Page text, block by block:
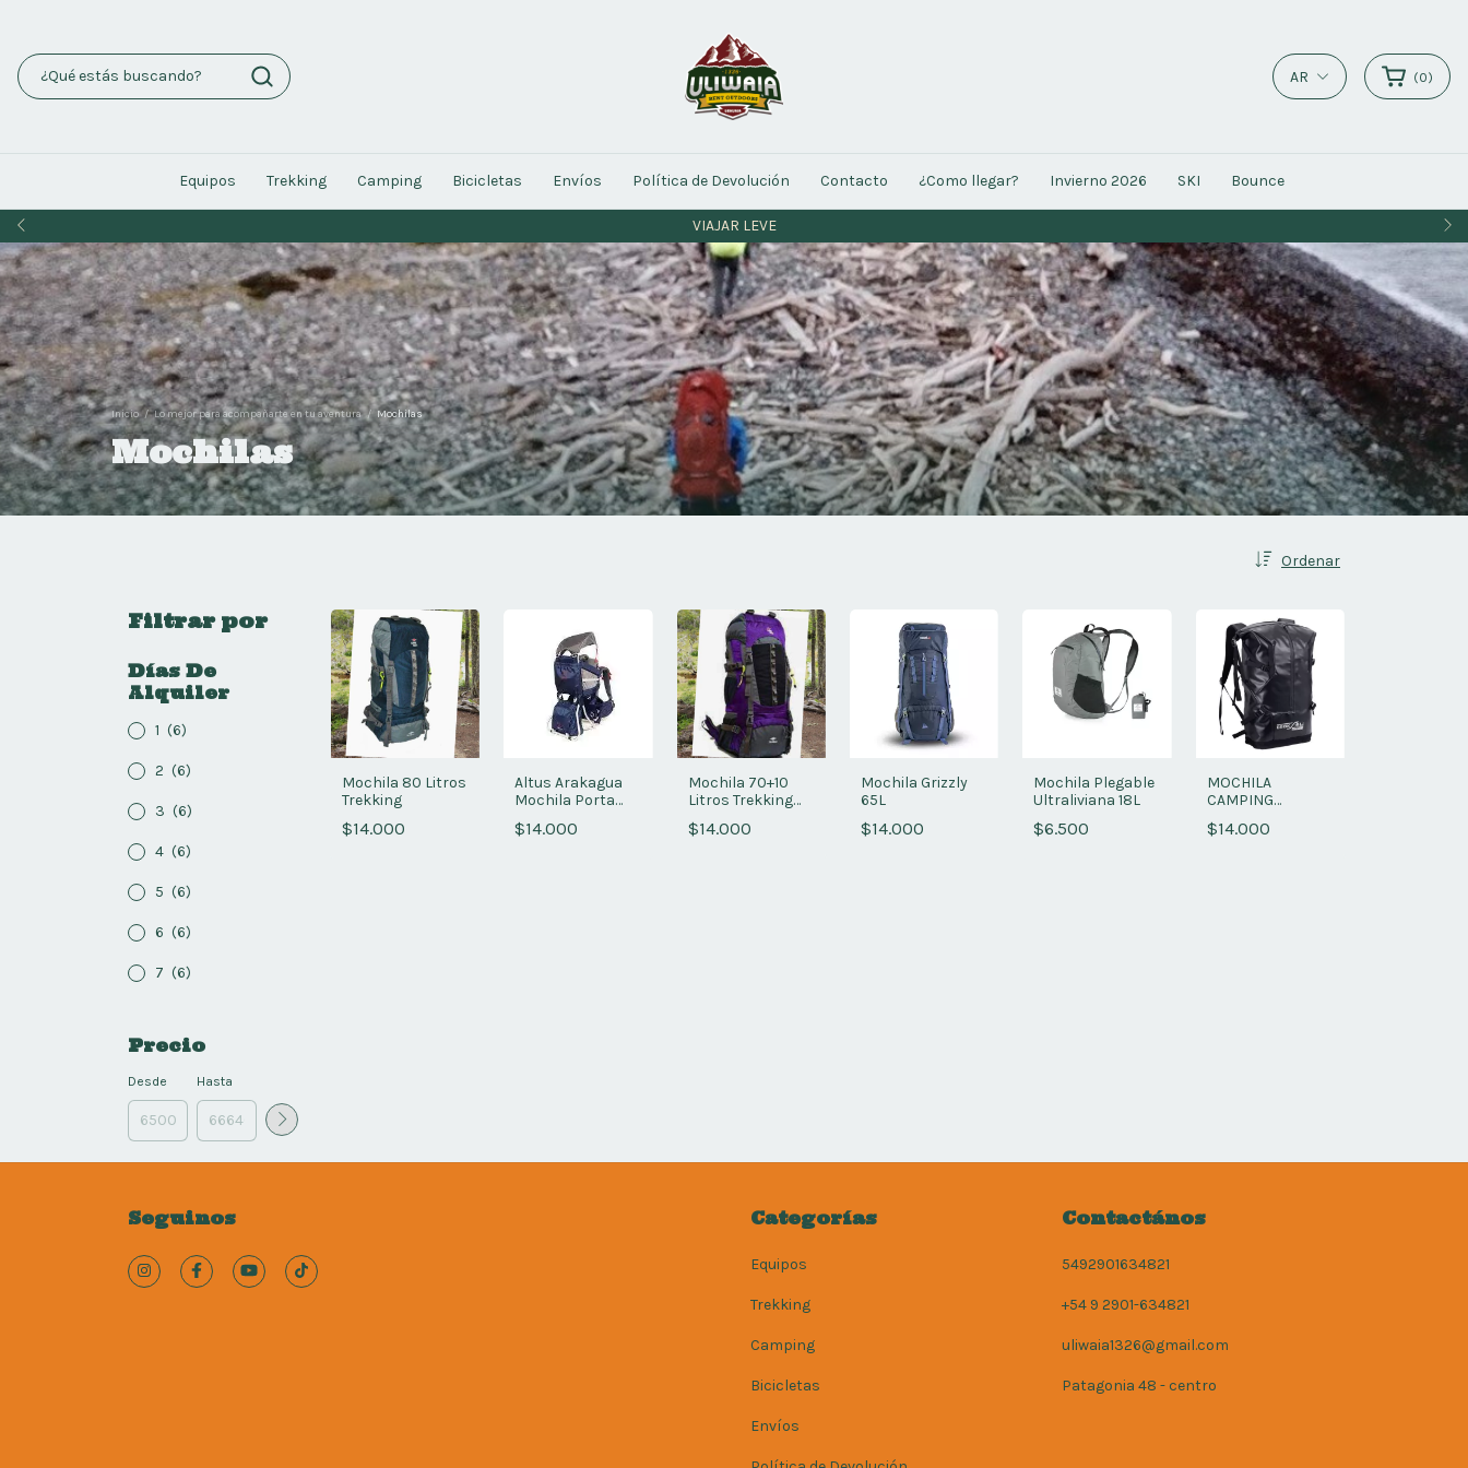
VIAJAR LEVE
AR (0)
Equipos Trekking Camping Bicicletas Envíos Política de Devolución Contacto ¿Como llegar? Invierno 2026 SKI Bounce
Inicio / Lo mejor para acompañarte en tu aventura / Mochilas
Mochilas
Ordenar
Filtrar por
Días De
Alquiler
1 (6)
2 (6)
3 (6)
4 (6)
5 (6)
6 (6)
7 (6)
Precio
Desde Hasta
Mochila 80 Litros
Trekking
$14.000
Altus Arakagua
Mochila Porta
Niños
$14.000
Mochila 70+10
Litros Trekking
Mujer
$14.000
Mochila Grizzly
65L
$14.000
Mochila Plegable
Ultraliviana 18L
$6.500
MOCHILA
CAMPING
ESTANCA
IMPERMEABLE 28
$14.000
Seguinos Categorías
Equipos
Trekking
Camping
Bicicletas
Envíos
Contactános
5492901634821
+54 9 2901-634821
uliwaia1326@gmail.com
Patagonia 48 - centro